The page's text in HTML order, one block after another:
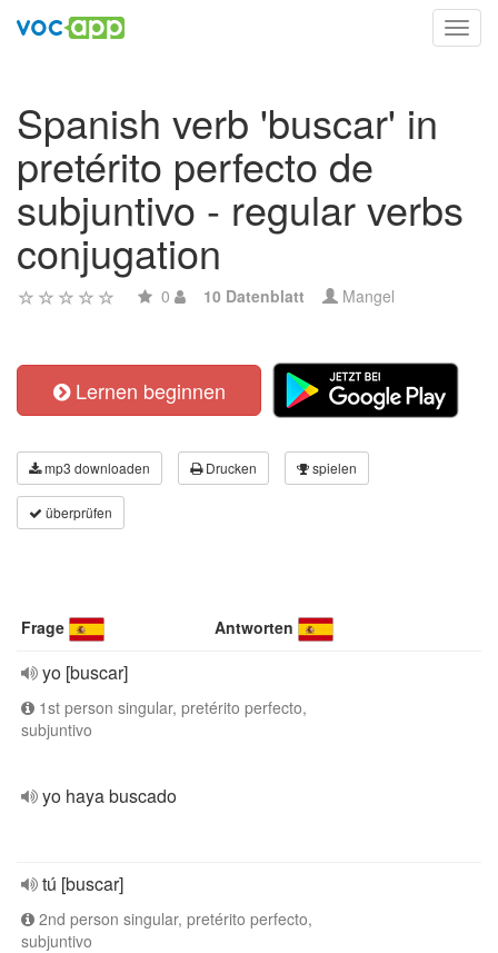
Spanish verb 'buscar' in
pretérito perfecto de
subjuntivo - regular verbs
conjugation
0 10 Datenblatt Mangel
Lernen beginnen
mp3 downloaden Drucken spielen
überprüfen
Frage Antworten
yo [buscar]
1st person singular, pretérito perfecto,
subjuntivo
yo haya buscado
tú [buscar]
2nd person singular, pretérito perfecto,
subjuntivo